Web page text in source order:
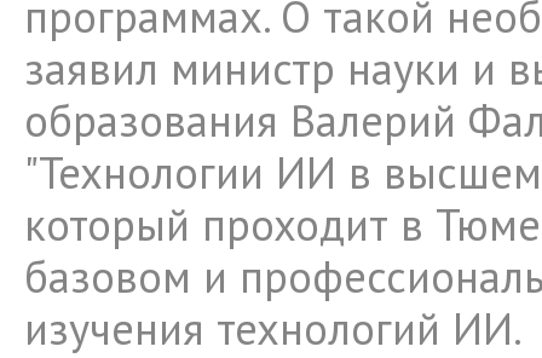
программах. О такой
заявил министр науки и
образования Валерий
"Технологии ИИ в
который проходит в
базовом и
изучения технологий ИИ.